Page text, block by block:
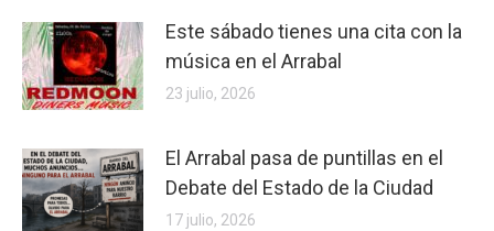
Este sábado tienes una cita con la
música en el Arrabal
23 julio, 2026
El Arrabal pasa de puntillas en el
Debate del Estado de la Ciudad
17 julio, 2026